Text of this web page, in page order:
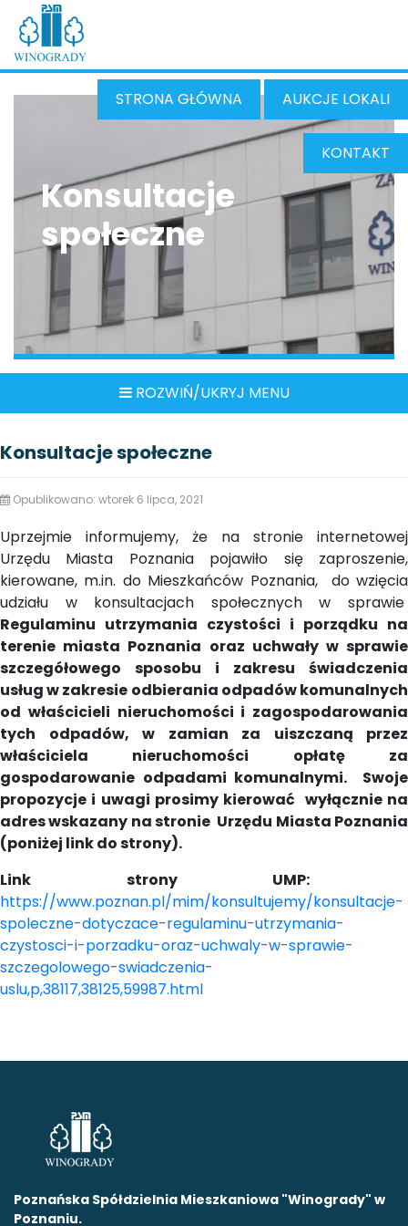
STRONA GŁÓWNA AUKCJE LOKALI
KONTAKT
Konsultacje
społeczne
ROZWIŃ/UKRYJ MENU
Konsultacje społeczne
Opublikowano: wtorek 6 lipca, 2021
Uprzejmie informujemy, że na stronie internetowej
Urzędu Miasta Poznania pojawiło się zaproszenie,
kierowane, m.in. do Mieszkańców Poznania, do wzięcia
udziału w konsultacjach społecznych w sprawie
Regulaminu utrzymania czystości i porządku na
terenie miasta Poznania oraz uchwały w sprawie
szczegółowego sposobu i zakresu świadczenia
usług w zakresie odbierania odpadów komunalnych
od właścicieli nieruchomości i zagospodarowania
tych odpadów, w zamian za uiszczaną przez
właściciela nieruchomości opłatę za
gospodarowanie odpadami komunalnymi. Swoje
propozycje i uwagi prosimy kierować wyłącznie na
adres wskazany na stronie Urzędu Miasta Poznania
(poniżej link do strony).
Link strony UMP:
https://www.poznan.pl/mim/konsultujemy/konsultacje-
spoleczne-dotyczace-regulaminu-utrzymania-
czystosci-i-porzadku-oraz-uchwaly-w-sprawie-
szczegolowego-swiadczenia-
uslu,p,38117,38125,59987.html
Poznańska Spółdzielnia Mieszkaniowa "Winogrady" w
Poznaniu.